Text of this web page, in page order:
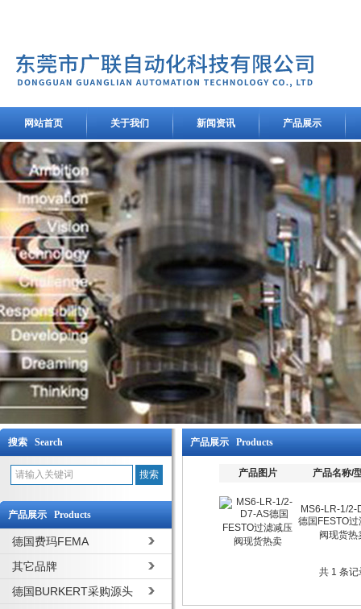
网站首页 关于我们 新闻资讯 产品展示
搜索 Search
产品展示 Products
德国费玛FEMA
其它品牌
德国BURKERT采购源头
产品展示 Products
产品图片 产品名称/
MS6-LR-1/2-
德国FESTO
阀现货热
共 1 条